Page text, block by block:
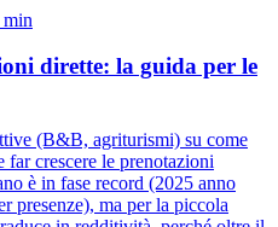
min
dirette: la guida per le
(B&B, agriturismi) su come
crescere le prenotazioni
è in fase record (2025 anno
presenze), ma per la piccola